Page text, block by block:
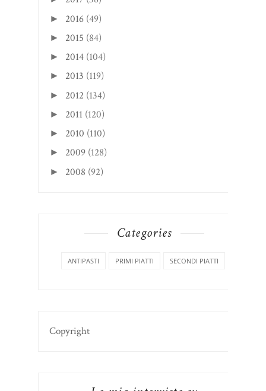
► 2016 (49)
► 2015 (84)
► 2014 (104)
► 2013 (119)
► 2012 (134)
► 2011 (120)
► 2010 (110)
► 2009 (128)
► 2008 (92)
Categories
ANTIPASTI PRIMI PIATTI SECONDI PIATTI
Copyright